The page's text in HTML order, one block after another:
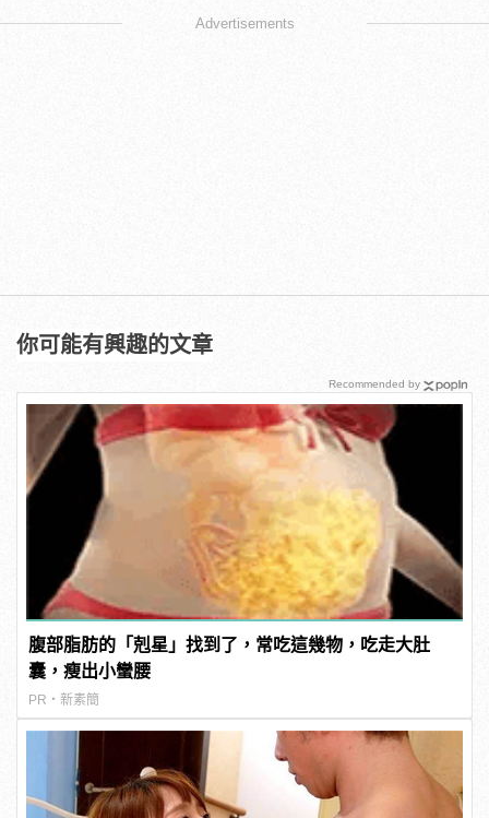
Advertisements
你可能有興趣的文章
腹部脂肪的「剋星」找到了，常吃這幾物，吃走大肚
囊，瘦出小蠻腰
PR・新素簡
Recommended by